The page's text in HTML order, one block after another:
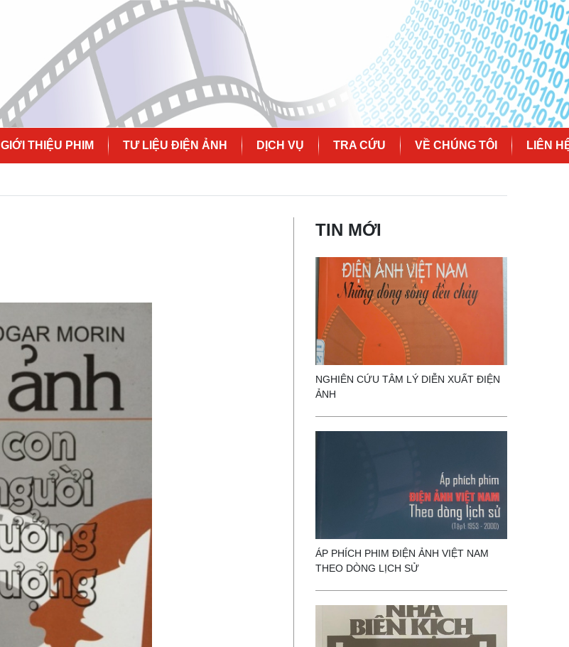
GIỚI THIỆU PHIM TƯ LIỆU ĐIỆN ẢNH DỊCH VỤ TRA CỨU VỀ CHÚNG TÔI LIÊN
TIN MỚI
NGHIÊN CỨU TÂM LÝ DIỄN XUẤT ĐIỆN
ẢNH
ÁP PHÍCH PHIM ĐIỆN ẢNH VIỆT NAM
THEO DÒNG LỊCH SỬ